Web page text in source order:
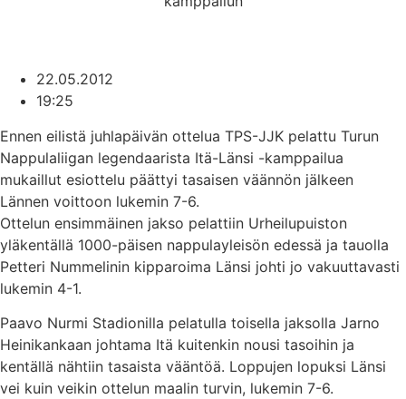
22.05.2012
19:25
Ennen eilistä juhlapäivän ottelua TPS-JJK pelattu Turun
Nappulaliigan legendaarista Itä-Länsi -kamppailua
mukaillut esiottelu päättyi tasaisen väännön jälkeen
Lännen voittoon lukemin 7-6.
Ottelun ensimmäinen jakso pelattiin Urheilupuiston
yläkentällä 1000-päisen nappulayleisön edessä ja tauolla
Petteri Nummelinin kipparoima Länsi johti jo vakuuttavasti
lukemin 4-1.
Paavo Nurmi Stadionilla pelatulla toisella jaksolla Jarno
Heinikankaan johtama Itä kuitenkin nousi tasoihin ja
kentällä nähtiin tasaista vääntöä. Loppujen lopuksi Länsi
vei kuin veikin ottelun maalin turvin, lukemin 7-6.